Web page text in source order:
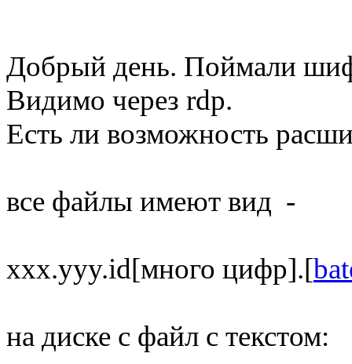
Добрый день. Поймали
Видимо через rdp.
Есть ли возможность
все файлы имеют вид -
xxx.yyy.id[много цифр].[
на диске с файл с текстом: